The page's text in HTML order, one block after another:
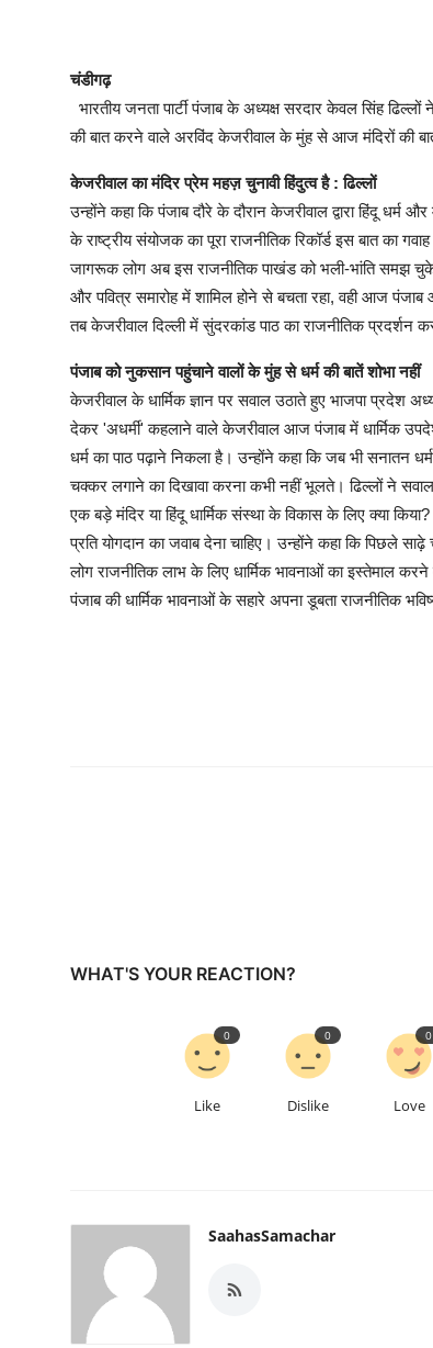
चंडीगढ़
भारतीय जनता पार्टी पंजाब के अध्यक्ष सरदार केवल सिंह
की बात करने वाले अरविंद केजरीवाल के मुंह से आज मंदिरों की
केजरीवाल का मंदिर प्रेम महज़ चुनावी हिंदुत्व है : ढिल्लों
उन्होंने कहा कि पंजाब दौरे के दौरान केजरीवाल द्वारा हिंदू धर्म
के राष्ट्रीय संयोजक का पूरा राजनीतिक रिकॉर्ड इस बात का
जागरूक लोग अब इस राजनीतिक पाखंड को भली-भांति समझ चुके
और पवित्र समारोह में शामिल होने से बचता रहा, वही आज
तब केजरीवाल दिल्ली में सुंदरकांड पाठ का राजनीतिक प्रदर्शन
पंजाब को नुकसान पहुंचाने वालों के मुंह से धर्म की बातें शोभा नहीं
केजरीवाल के धार्मिक ज्ञान पर सवाल उठाते हुए भाजपा प्रदेश
देकर 'अधर्मी' कहलाने वाले केजरीवाल आज पंजाब में धार्मिक
धर्म का पाठ पढ़ाने निकला है। उन्होंने कहा कि जब भी सनातन
चक्कर लगाने का दिखावा करना कभी नहीं भूलते। ढिल्लों ने
एक बड़े मंदिर या हिंदू धार्मिक संस्था के विकास के लिए क्या
प्रति योगदान का जवाब देना चाहिए। उन्होंने कहा कि पिछले
लोग राजनीतिक लाभ के लिए धार्मिक भावनाओं का इस्तेमाल
पंजाब की धार्मिक भावनाओं के सहारे अपना डूबता राजनीतिक
WHAT'S YOUR REACTION?
Like
0
Dislike
0
Love
0
SaahasSamachar